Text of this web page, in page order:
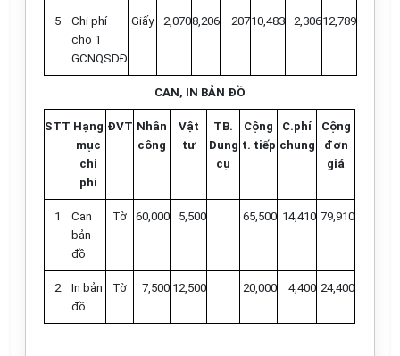
5
Chi phí
cho 1
GCNQSDĐ
Giấy 2,0708,206 20710,483 2,30612,789
CAN, IN BẢN ĐỒ
STT Hạng
mục
chi
phí
ĐVT Nhân
công
Vật
tư
TB.
Dung
cụ
Cộng
t. tiếp
C.phí
chung
Cộng
đơn
giá
1
Can
bản
đồ
Tờ 60,000 5,500 65,500 14,410 79,910
2
In bản
đồ
Tờ 7,500 12,500 20,000 4,400 24,400